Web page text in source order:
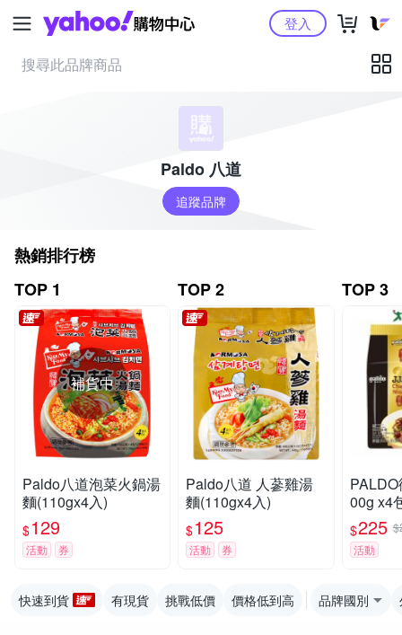
Yahoo購物中心登入
Paldo 八道
追蹤品牌
熱銷排行榜
TOP 1
補貨中
Paldo八道泡菜火鍋湯
麵(110gx4入)
$129
活動 券
TOP 2
Paldo八道 人蔘雞湯
麵(110gx4入)
$125
活動 券
TOP 3
00g x4
$225
活動
快速到貨 有現貨 挑戰低價 價格低到高 品牌國別